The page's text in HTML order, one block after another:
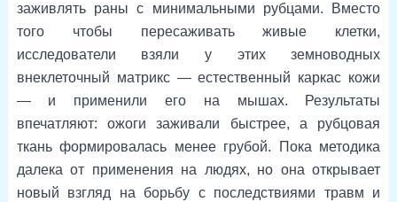
заживлять раны с минимальными рубцами. Вместо
того чтобы пересаживать живые клетки,
исследователи взяли у этих земноводных
внеклеточный матрикс — естественный каркас кожи
— и применили его на мышах. Результаты
впечатляют: ожоги заживали быстрее, а рубцовая
ткань формировалась менее грубой. Пока методика
далека от применения на людях, но она открывает
новый взгляд на борьбу с последствиями травм и